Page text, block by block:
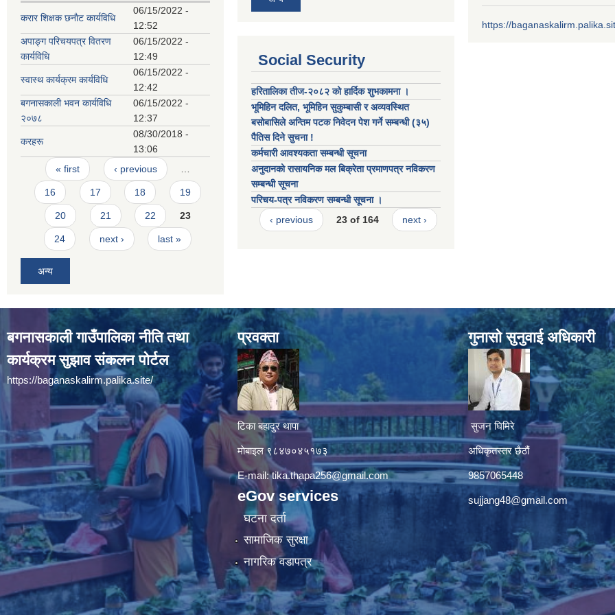
करार शिक्षक छनाैट कार्यविधि
06/15/2022 -
12:52
अपाङ्ग परिचयपत्र वितरण
कार्यविधि
06/15/2022 -
12:49
स्वास्थ कार्यक्रम कार्यविधि
06/15/2022 -
12:42
बगनासकाली भवन कार्यविधि
२०७८
06/15/2022 -
12:37
करहरू
08/30/2018 -
13:06
Pages
« first ‹ previous
16 17 18 19
20 21 22 23
24 next › last »
अन्य
Social Security
हरितालिका तीज-२०८२ को हार्दिक शुभकामना ।
भूमिहिन दलित, भूमिहिन सुकुम्बासी र अव्यवस्थित
बसोबासिले अन्तिम पटक निवेदन पेश गर्ने सम्बन्धी (३५)
पैतिस दिने सुचना !
कर्मचारी आवश्यकता सम्बन्धी सूचना
अनुदानको रासायनिक मल बिक्रेता प्रमाणपत्र नविकरण
सम्बन्धी सूचना
परिचय-पत्र नविकरण सम्बन्धी सूचना ।
‹ previous
23 of 164 next ›
https://
बगनासकाली गाउँपालिका नीति तथा
कार्यक्रम सुझाव संकलन पोर्टल
https://baganaskalirm.palika.site/
प्रवक्ता
टिका बहादुर थापा
माे‍बाइल ९८४७०४५१७३
E-mail:tika.thapa256@gmail.com
eGov services
घटना दर्ता
सामाजिक सुरक्षा
नागरिक वडापत्र
गुनासाे सुनुवाई अधिकारी
सुजन घिमिरे
अधिकृतस्तर छैठौं‌
9857065448
sujjang48@gmail.com